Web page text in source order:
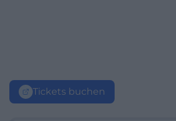
Tickets buchen